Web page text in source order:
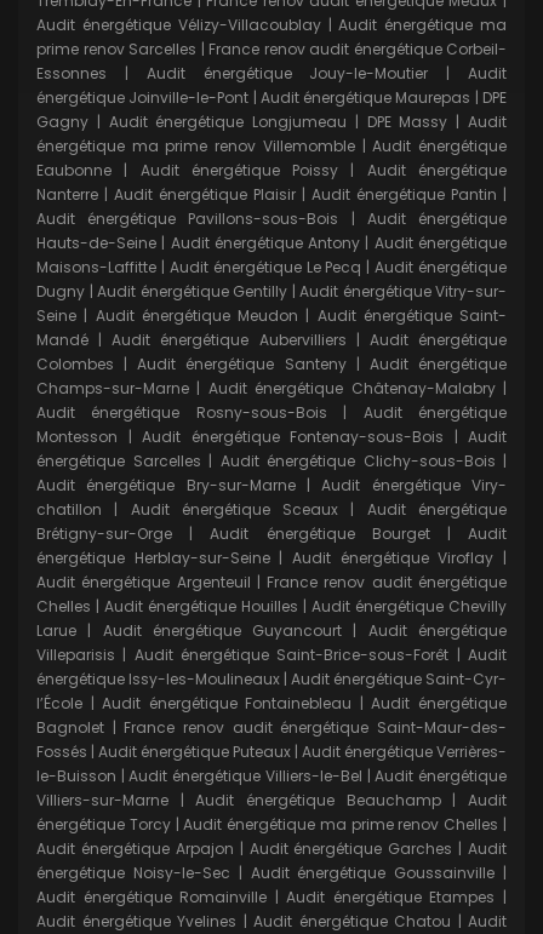
Audit énergétique Vélizy-Villacoublay|Audit énergétique ma
prime renov Sarcelles | France renov audit énergétique Corbeil-
Essonnes | Audit énergétique Jouy-le-Moutier |Audit
énergétique Joinville-le-Pont | Audit énergétique Maurepas | DPE
Gagny | Audit énergétique Longjumeau | DPE Massy |Audit
énergétique ma prime renov Villemomble|Audit énergétique
Eaubonne | Audit énergétique Poissy | Audit énergétique
Nanterre | Audit énergétique Plaisir | Audit énergétique Pantin |
Audit énergétique Pavillons-sous-Bois | Audit énergétique
Hauts-de-Seine | Audit énergétique Antony | Audit énergétique
Maisons-Laffitte | Audit énergétique Le Pecq |Audit énergétique
Dugny | Audit énergétique Gentilly | Audit énergétique Vitry-sur-
Seine | Audit énergétique Meudon | Audit énergétique Saint-
Mandé |Audit énergétique Aubervilliers | Audit énergétique
Colombes |Audit énergétique Santeny| Audit énergétique
Champs-sur-Marne | Audit énergétique Châtenay-Malabry|
Audit énergétique Rosny-sous-Bois | Audit énergétique
Montesson | Audit énergétique Fontenay-sous-Bois | Audit
énergétique Sarcelles | Audit énergétique Clichy-sous-Bois |
Audit énergétique Bry-sur-Marne|Audit énergétique Viry-
chatillon | Audit énergétique Sceaux | Audit énergétique
Brétigny-sur-Orge |Audit énergétique Bourget|Audit
énergétique Herblay-sur-Seine|Audit énergétique Viroflay |
Audit énergétique Argenteuil | France renov audit énergétique
Chelles | Audit énergétique Houilles | Audit énergétique Chevilly
Larue | Audit énergétique Guyancourt | Audit énergétique
Villeparisis | Audit énergétique Saint-Brice-sous-Forêt |Audit
énergétique Issy-les-Moulineaux | Audit énergétique Saint-Cyr-
l’École |Audit énergétique Fontainebleau |Audit énergétique
Bagnolet | France renov audit énergétique Saint-Maur-des-
Fossés | Audit énergétique Puteaux | Audit énergétique Verrières-
le-Buisson |Audit énergétique Villiers-le-Bel |Audit énergétique
Villiers-sur-Marne |Audit énergétique Beauchamp|Audit
énergétique Torcy|Audit énergétique ma prime renov Chelles |
Audit énergétique Arpajon | Audit énergétique Garches | Audit
énergétique Noisy-le-Sec | Audit énergétique Goussainville |
Audit énergétique Romainville |Audit énergétique Etampes |
Audit énergétique Yvelines | Audit énergétique Chatou | Audit